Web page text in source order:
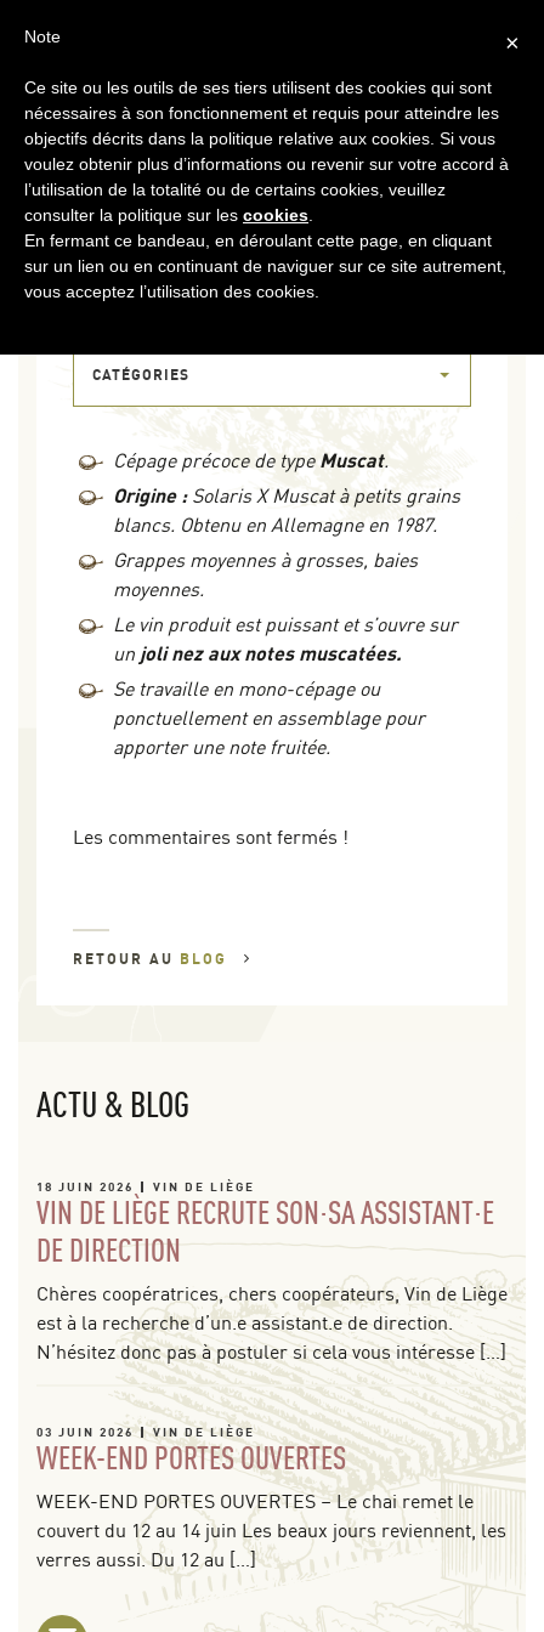
MENU
MUSCARIS
CATÉGORIES
Cépage précoce de type Muscat.
Origine :Solaris X Muscat à petits grains
blancs. Obtenu en Allemagne en 1987.
Grappes moyennes à grosses, baies
moyennes.
Le vin produit est puissant et s’ouvre sur
un joli nez aux notes muscatées.
Se travaille en mono-cépage ou
ponctuellement en assemblage pour
apporter une note fruitée.
Les commentaires sont fermés !
RETOUR AU BLOG
ACTU & BLOG
18 JUIN 2026 VIN DE LIÈGE
VIN DE LIÈGE RECRUTE SON·SA ASSISTANT·E
DE DIRECTION
Chères coopératrices, chers coopérateurs, Vin de Liège
est à la recherche d’un.e assistant.e de direction.
N’hésitez donc pas à postuler si cela vous intéresse […]
03 JUIN 2026 VIN DE LIÈGE
WEEK-END PORTES OUVERTES
WEEK-END PORTES OUVERTES – Le chai remet le
couvert du 12 au 14 juin Les beaux jours reviennent, les
verres aussi. Du 12 au […]
×
Note
Ce site ou les outils de ses tiers utilisent des cookies qui sont
nécessaires à son fonctionnement et requis pour atteindre les
objectifs décrits dans la politique relative aux cookies. Si vous
voulez obtenir plus d’informations ou revenir sur votre accord à
l’utilisation de la totalité ou de certains cookies, veuillez
consulter la politique sur les cookies
En fermant ce bandeau, en déroulant cette page, en cliquant
sur un lien ou en continuant de naviguer sur ce site autrement,
vous acceptez l’utilisation des cookies.